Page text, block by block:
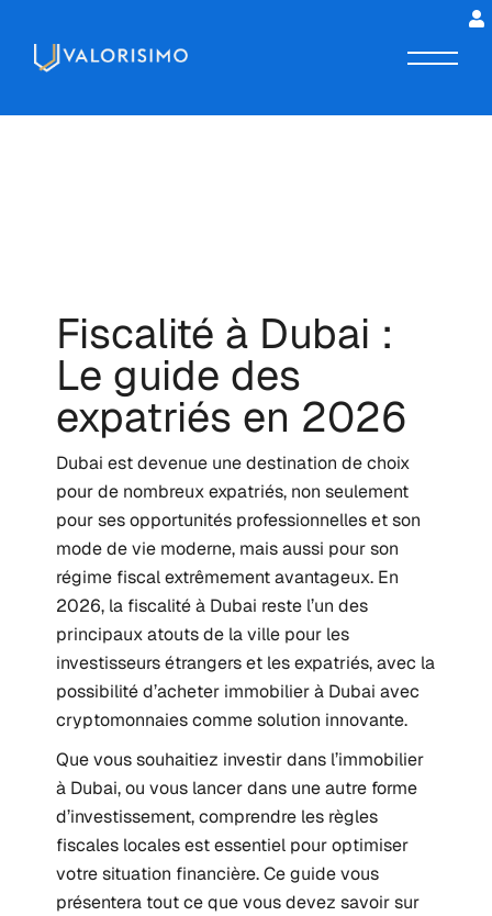
Fiscalité à Dubai :
Le guide des
expatriés en 2026
Dubai est devenue une destination de choix
pour de nombreux expatriés, non seulement
pour ses opportunités professionnelles et son
mode de vie moderne, mais aussi pour son
régime fiscal extrêmement avantageux. En
2026, la fiscalité à Dubai reste l’un des
principaux atouts de la ville pour les
investisseurs étrangers et les expatriés, avec la
possibilité d’acheter immobilier à Dubai avec
cryptomonnaies comme solution innovante.
Que vous souhaitiez investir dans l’immobilier
à Dubai, ou vous lancer dans une autre forme
d’investissement, comprendre les règles
fiscales locales est essentiel pour optimiser
votre situation financière. Ce guide vous
présentera tout ce que vous devez savoir sur